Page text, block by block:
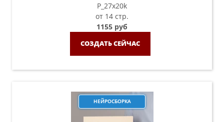
P_27х20k
от 14 стр.
1155 руб
СОЗДАТЬ СЕЙЧАС
НЕЙРОСБОРКА